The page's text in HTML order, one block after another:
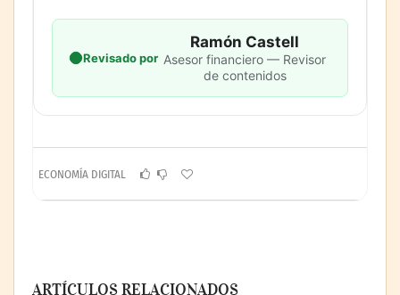
Revisado por
Ramón Castell
Asesor financiero — Revisor
de contenidos
ECONOMÍA DIGITAL
ARTÍCULOS RELACIONADOS